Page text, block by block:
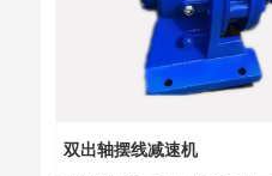
双出轴摆线减速机